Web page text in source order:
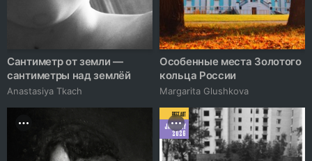
Сантиметр от земли —
сантиметры над землёй
Anastasiya Tkach
Особенные места Золотого
кольца России
Margarita Glushkova
BEST ART
JANUARY
2026